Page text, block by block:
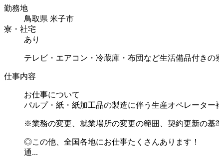
勤務地
鳥取県 米子市
寮・社宅
あり
テレビ・エアコン・冷蔵庫・布団など生活備品付きの
仕事内容
お仕事について
パルプ・紙・紙加工品の製造に伴う生産オペレーター
※業務の変更、就業場所の変更の範囲、契約更新の基
◎この他、全国各地にお仕事たくさんあります！
通...